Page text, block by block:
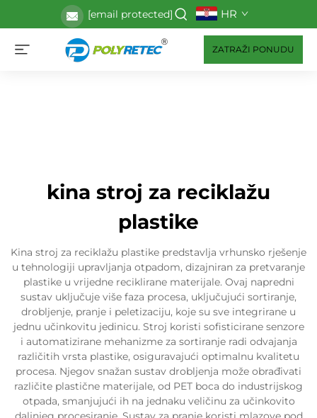
[email protected] HR
ZATRAŽI PONUDU
kina stroj za reciklažu
plastike
Kina stroj za reciklažu plastike predstavlja vrhunsko rješenje
u tehnologiji upravljanja otpadom, dizajniran za pretvaranje
plastike u vrijedne reciklirane materijale. Ovaj napredni
sustav uključuje više faza procesa, uključujući sortiranje,
drobljenje, pranje i peletizaciju, koje su sve integrirane u
jednu učinkovitu jedinicu. Stroj koristi sofisticirane senzore
i automatizirane mehanizme za sortiranje radi odvajanja
različitih vrsta plastike, osiguravajući optimalnu kvalitetu
procesa. Njegov snažan sustav drobljenja može obrađivati
različite plastične materijale, od PET boca do industrijskog
otpada, smanjujući ih na jednaku veličinu za učinkovito